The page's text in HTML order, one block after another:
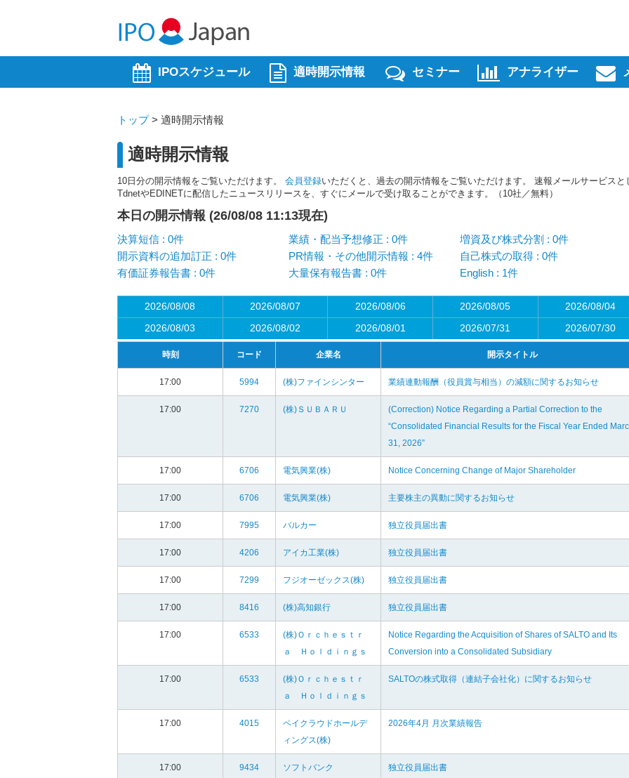
IPOスケジュール 適時開示情報 セミナー アナライザー
トップ> 適時開示情報
適時開示情報
10日分の開示情報をご覧いただけます。 会員登録いただくと、過去の開示情報をご覧いただけます。 速報メールサービスと
TdnetやEDINETに配信したニュースリリースを、すぐにメールで受け取ることができます。（10社／無料）
本日の開示情報 (26/08/08 11:13現在)
決算短信 : 0件 業績・配当予想修正 : 0件
増資及び株式分割 : 0件
開示資料の追加訂正 : 0件
PR情報・その他開示情報 : 4件
自己株式の取得 : 0件
有価証券報告書 : 0件
大量保有報告書 : 0件 English : 1件
2026/08/08 2026/08/07 2026/08/06 2026/08/05
2026/08/04
2026/08/03
2026/08/02 2026/08/01 2026/07/31 2026/07/30
時刻 コード 企業名 開示タイトル
17:00 5994 (株)ファインシンター 業績連動報酬（役員賞与相当）の減額に関するお知らせ
17:00 7270 (株)ＳＵＢＡＲＵ
(Correction) Notice Regarding a Partial Correction to the
“Consolidated Financial Results for the Fiscal Year Ended
31, 2026”
17:00 6706 電気興業(株) Notice Concerning Change of Major Shareholder
17:00 6706 電気興業(株) 主要株主の異動に関するお知らせ
17:00 7995 バルカー 独立役員届出書
17:00 4206 アイカ工業(株) 独立役員届出書
17:00 7299 フジオーゼックス(株) 独立役員届出書
17:00 8416 (株)高知銀行 独立役員届出書
17:00 6533
(株)Ｏｒｃｈｅｓｔｒ
ａ Ｈｏｌｄｉｎｇｓ
Notice Regarding the Acquisition of Shares of SALTO and Its
Conversion into a Consolidated Subsidiary
17:00 6533
(株)Ｏｒｃｈｅｓｔｒ
ａ Ｈｏｌｄｉｎｇｓ
SALTOの株式取得（連結子会社化）に関するお知らせ
17:00 4015
ペイクラウドホールデ
ィングス(株)
2026年4月 月次業績報告
17:00 9434 ソフトバンク 独立役員届出書